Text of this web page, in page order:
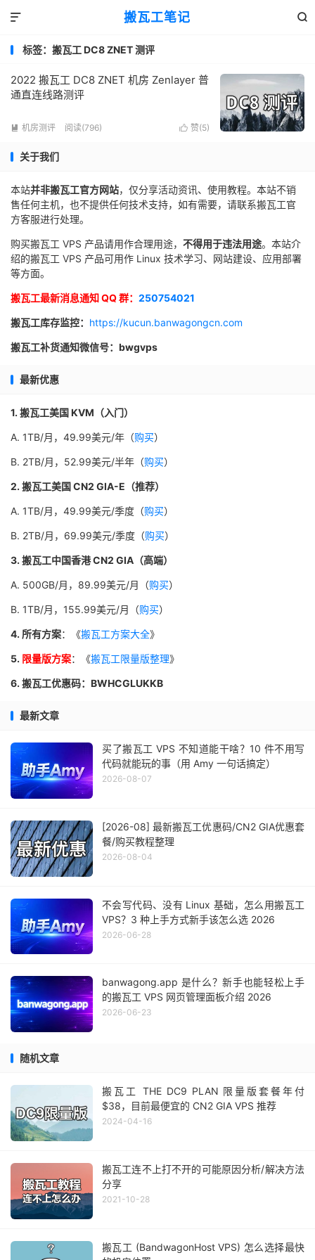
搬瓦工笔记 

标签：搬瓦工 DC8 ZNET 测评
2022 搬瓦工 DC8 ZNET 机房 Zenlayer 普
通直连线路测评
 机房测评 阅读(796)  赞(5)
关于我们
本站并非搬瓦工官方网站，仅分享活动资讯、使用教程。本站不销
售任何主机，也不提供任何技术支持，如有需要，请联系搬瓦工官
方客服进行处理。
购买搬瓦工 VPS 产品请用作合理用途， 不得用于违法用途。本站介
绍的搬瓦工 VPS 产品可用作 Linux 技术学习、网站建设、应用部署
等方面。
搬瓦工最新消息通知 QQ 群： 250754021
搬瓦工库存监控： https://kucun.banwagongcn.com
搬瓦工补货通知微信号：bwgvps
最新优惠
1. 搬瓦工美国 KVM（入门）
A. 1TB/月，49.99美元/年（购买）
B. 2TB/月，52.99美元/半年（购买）
2. 搬瓦工美国 CN2 GIA-E（推荐）
A. 1TB/月，49.99美元/季度（购买）
B. 2TB/月，69.99美元/季度（购买）
3. 搬瓦工中国香港 CN2 GIA（高端）
A. 500GB/月，89.99美元/月（购买）
B. 1TB/月，155.99美元/月（购买）
4. 所有方案：《搬瓦工方案大全》
5. 限量版方案：《搬瓦工限量版整理》
6. 搬瓦工优惠码：BWHCGLUKKB
最新文章
买了搬瓦工 VPS 不知道能干啥？10 件不用写
代码就能玩的事（用 Amy 一句话搞定）
2026-08-07
[2026-08] 最新搬瓦工优惠码/CN2 GIA优惠套
餐/购买教程整理
2026-08-04
不会写代码、没有 Linux 基础，怎么用搬瓦工
VPS？3 种上手方式新手该怎么选 2026
2026-06-28
banwagong.app 是什么？新手也能轻松上手
的搬瓦工 VPS 网页管理面板介绍 2026
2026-06-23
随机文章
搬瓦工 THE DC9 PLAN 限量版套餐年付
$38，目前最便宜的 CN2 GIA VPS 推荐
2024-04-16
搬瓦工连不上打不开的可能原因分析/解决方法
分享
2021-10-28
搬瓦工 (BandwagonHost VPS) 怎么选择最快